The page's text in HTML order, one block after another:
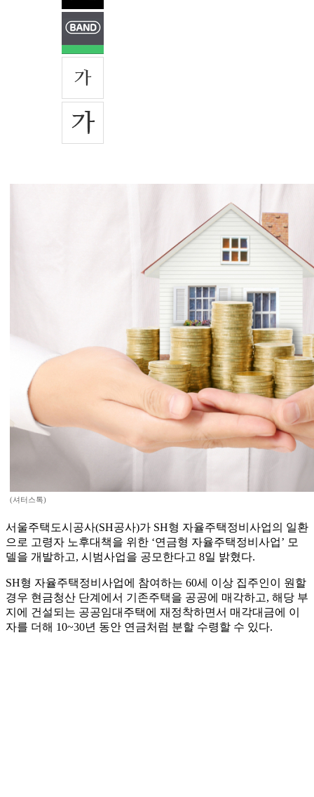
(셔터스톡)
서울주택도시공사(SH공사)가 SH형 자율주택정비사업의 일환
으로 고령자 노후대책을 위한 ‘연금형 자율주택정비사업’ 모
델을 개발하고, 시범사업을 공모한다고 8일 밝혔다.
SH형 자율주택정비사업에 참여하는 60세 이상 집주인이 원할
경우 현금청산 단계에서 기존주택을 공공에 매각하고, 해당 부
지에 건설되는 공공임대주택에 재정착하면서 매각대금에 이
자를 더해 10~30년 동안 연금처럼 분할 수령할 수 있다.